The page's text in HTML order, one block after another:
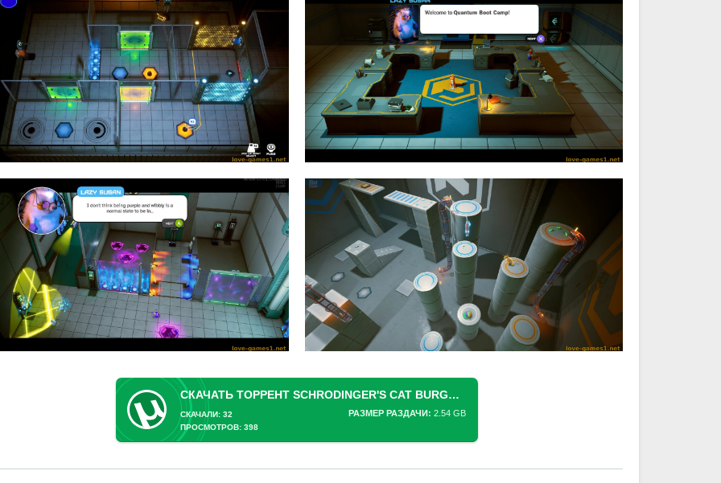
СКАЧАТЬ ТОРРЕНТ SCHRODINGER'S CAT BURGLAR (2026) PC [REPACK] (V1.005 + SUPPORTER PACK DLC)
РАЗМЕР РАЗДАЧИ: 2.54 GB
СКАЧАЛИ: 32
ПРОСМОТРОВ: 398